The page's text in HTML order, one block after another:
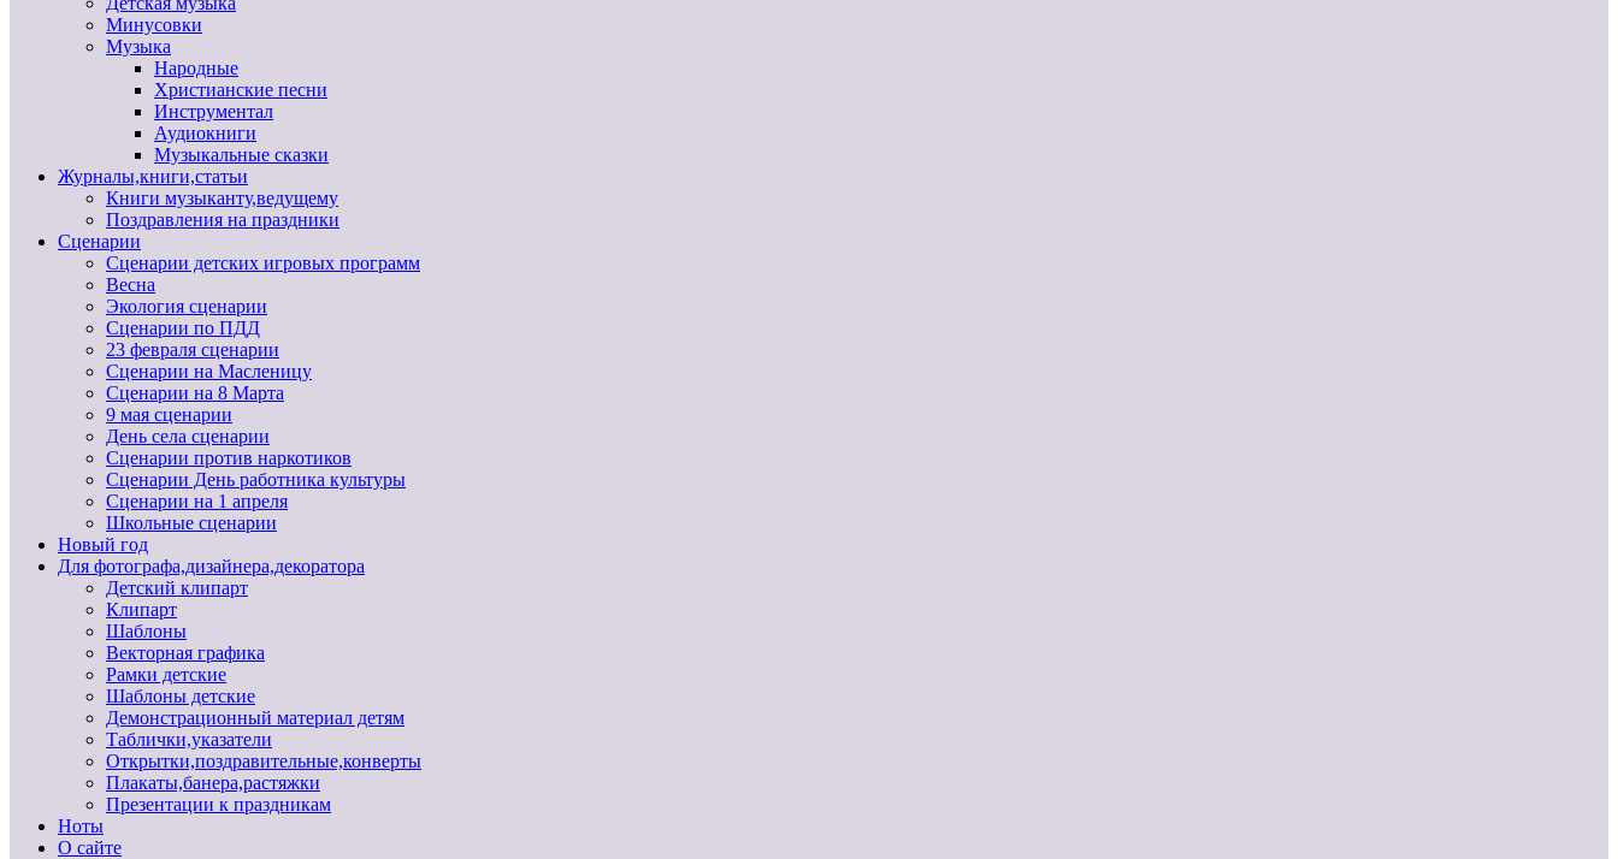
Минусовки
Музыка
Народные
Христианские песни
Инструментал
Аудиокниги
Музыкальные сказки
Журналы,книги,статьи
Книги музыканту,ведущему
Поздравления на праздники
Сценарии
Сценарии детских игровых программ
Весна
Экология сценарии
Сценарии по ПДД
23 февраля сценарии
Сценарии на Масленицу
Сценарии на 8 Марта
9 мая сценарии
День села сценарии
Сценарии против наркотиков
Сценарии День работника культуры
Сценарии на 1 апреля
Школьные сценарии
Новый год
Для фотографа,дизайнера,декоратора
Детский клипарт
Клипарт
Шаблоны
Векторная графика
Рамки детские
Шаблоны детские
Демонстрационный материал детям
Таблички,указатели
Открытки,поздравительные,конверты
Плакаты,банера,растяжки
Презентации к праздникам
Ноты
О сайте